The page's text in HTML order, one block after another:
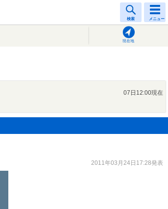
検索 メニュー
現在地
07日12:00現在
2011年03月24日17:28発表